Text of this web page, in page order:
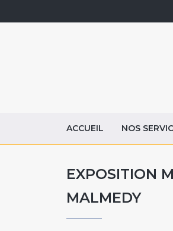
ACCUEIL NOS
EXPOSITION
MALMEDY